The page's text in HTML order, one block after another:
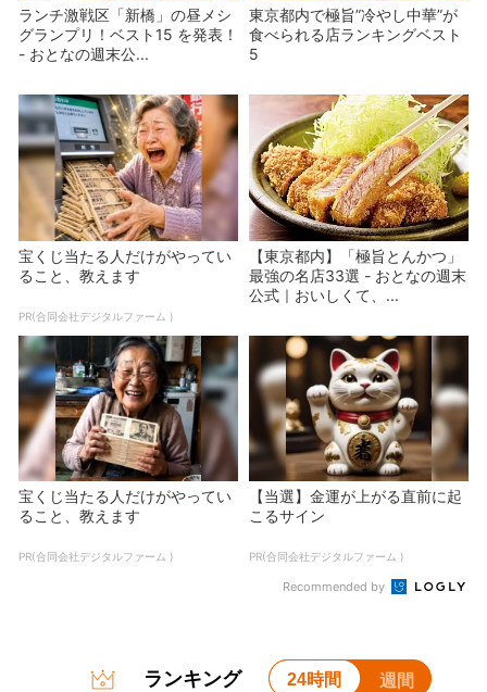
ランチ激戦区「新橋」の昼メシ
グランプリ！ベスト15 を発表！
- おとなの週末公...
東京都内で極旨”冷やし中華”が
食べられる店ランキングベスト
5
宝くじ当たる人だけがやってい
ること、教えます
PR(合同会社デジタルファーム )
【東京都内】「極旨とんかつ」
最強の名店33選 - おとなの週末
公式｜おいしくて、...
宝くじ当たる人だけがやってい
ること、教えます
PR(合同会社デジタルファーム )
【当選】金運が上がる直前に起
こるサイン
PR(合同会社デジタルファーム )
Recommended by
ランキング 24時間 週間